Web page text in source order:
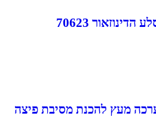
מעץ להכנת מסיבת פיצה